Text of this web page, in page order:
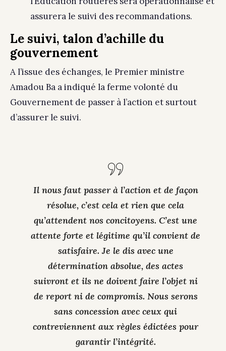
assurera le suivi des recommandations.
Le suivi, talon d’achille du
gouvernement
A l’issue des échanges, le Premier ministre
Amadou Ba a indiqué la ferme volonté du
Gouvernement de passer à l’action et surtout
d’assurer le suivi.
Il nous faut passer à l’action et de façon
résolue, c’est cela et rien que cela
qu’attendent nos concitoyens. C’est une
attente forte et légitime qu’il convient de
satisfaire. Je le dis avec une
détermination absolue, des actes
suivront et ils ne doivent faire l’objet ni
de report ni de compromis. Nous serons
sans concession avec ceux qui
contreviennent aux règles édictées pour
garantir l’intégrité.